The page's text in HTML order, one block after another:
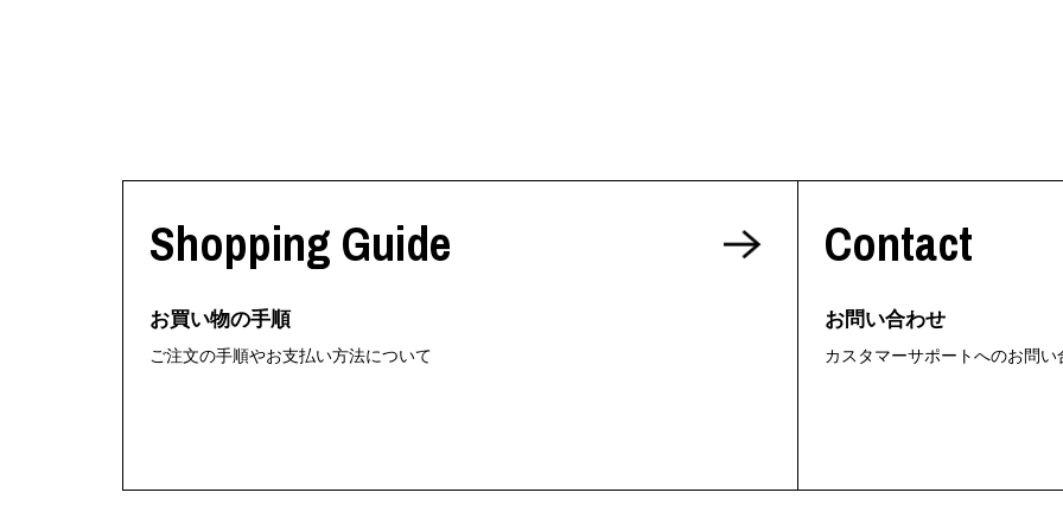
Shopping Guide
お買い物の手順
ご注文の手順やお支払い方法について
Contact
お問い合わせ
カスタマーサポートへのお問い